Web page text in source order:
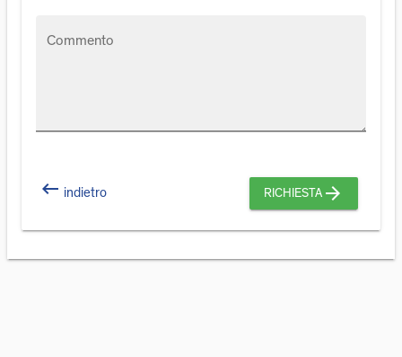
Commento
keyboard_backspace indietro RICHIESTA arrow_forward